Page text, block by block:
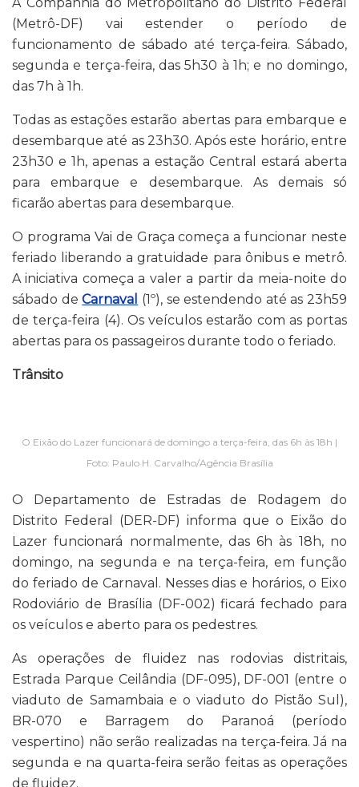
(Metrô-DF) vai estender o período de
funcionamento de sábado até terça-feira. Sábado,
segunda e terça-feira, das 5h30 à 1h; e no domingo,
das 7h à 1h.
Todas as estações estarão abertas para embarque e
desembarque até as 23h30. Após este horário, entre
23h30 e 1h, apenas a estação Central estará aberta
para embarque e desembarque. As demais só
ficarão abertas para desembarque.
O programa Vai de Graça começa a funcionar neste
feriado liberando a gratuidade para ônibus e metrô.
A iniciativa começa a valer a partir da meia-noite do
sábado deCarnaval (1º), se estendendo até as 23h59
de terça-feira (4). Os veículos estarão com as portas
abertas para os passageiros durante todo o feriado.
Trânsito
O Eixão do Lazer funcionará de domingo a terça-feira, das 6h às 18h |
Foto: Paulo H. Carvalho/Agência Brasília
O Departamento de Estradas de Rodagem do
Distrito Federal (DER-DF) informa que o Eixão do
Lazer funcionará normalmente, das 6h às 18h, no
domingo, na segunda e na terça-feira, em função
do feriado de Carnaval. Nesses dias e horários, o Eixo
Rodoviário de Brasília (DF-002) ficará fechado para
os veículos e aberto para os pedestres.
As operações de fluidez nas rodovias distritais,
Estrada Parque Ceilândia (DF-095), DF-001 (entre o
viaduto de Samambaia e o viaduto do Pistão Sul),
BR-070 e Barragem do Paranoá (período
vespertino) não serão realizadas na terça-feira. Já na
segunda e na quarta-feira serão feitas as operações
de fluidez.